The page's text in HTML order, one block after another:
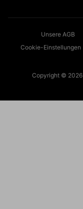
Unsere AGB
Cookie-Einstellungen
Copyright © 2026